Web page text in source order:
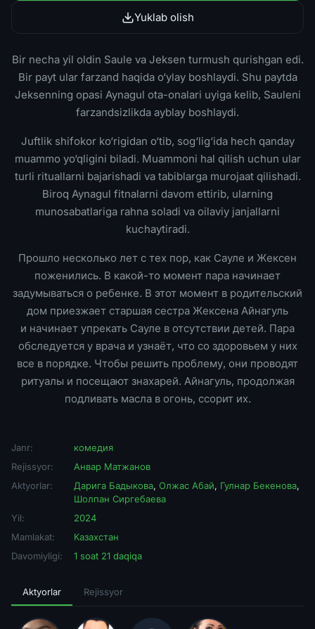
Yuklab olish
Bir necha yil oldin Saule va Jeksen turmush qurishgan edi.
Bir payt ular farzand haqida o‘ylay boshlaydi. Shu paytda
Jeksenning opasi Aynagul ota-onalari uyiga kelib, Sauleni
farzandsizlikda ayblay boshlaydi.
Juftlik shifokor ko‘rigidan o‘tib, sog‘lig‘ida hech qanday
muammo yo‘qligini biladi. Muammoni hal qilish uchun ular
turli rituallarni bajarishadi va tabiblarga murojaat qilishadi.
Biroq Aynagul fitnalarni davom ettirib, ularning
munosabatlariga rahna soladi va oilaviy janjallarni
kuchaytiradi.
Прошло несколько лет с тех пор, как Сауле и Жексен
поженились. В какой-то момент пара начинает
задумываться о ребенке. В этот момент в родительский
дом приезжает старшая сестра Жексена Айнагуль
и начинает упрекать Сауле в отсутствии детей. Пара
обследуется у врача и узнаёт, что со здоровьем у них
все в порядке. Чтобы решить проблему, они проводят
ритуалы и посещают знахарей. Айнагуль, продолжая
подливать масла в огонь, ссорит их.
Janr:
комедия
Rejissyor:
Анвар Матжанов
Aktyorlar:
Дарига Бадыкова, Олжас Абай, Гулнар Бекенова,
Шолпан Сиргебаева
Yil:
2024
Mamlakat:
Казахстан
Davomiyligi:
1 soat 21 daqiqa
Aktyorlar Rejissyor